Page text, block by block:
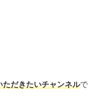
だきたいチャンネルで